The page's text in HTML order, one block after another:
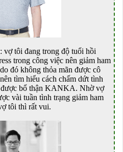
: vợ tôi đang trong độ tuổi hồi
trong công việc nên giảm ham
đó không thỏa mãn được cô
tìm hiểu cách chấm dứt tình
bổ thận KANKA. Nhờ vợ
vài tuần tình trạng giảm ham
tôi thì rất vui.